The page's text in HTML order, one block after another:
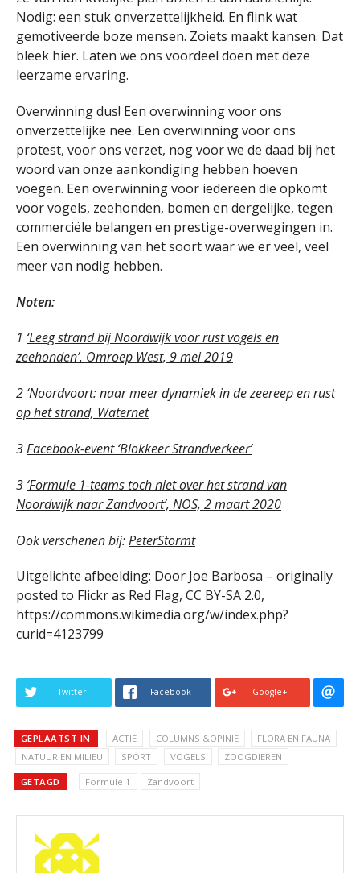
Nodig: een stuk onverzettelijkheid. En flink wat
gemotiveerde boze mensen. Zoiets maakt kansen. Dat
bleek hier. Laten we ons voordeel doen met deze
leerzame ervaring.
Overwinning dus! Een overwinning voor ons
onverzettelijke nee. Een overwinning voor ons
protest, voor ons verzet, nog voor we de daad bij het
woord van onze aankondiging hebben hoeven
voegen. Een overwinning voor iedereen die opkomt
voor vogels, zeehonden, bomen en dergelijke, tegen
commerciële belangen en prestige-overwegingen in.
Een overwinning van het soort waar we er veel, veel
meer van nodig hebben.
Noten:
1 ‘Leeg strand bij Noordwijk voor rust vogels en
zeehonden’. Omroep West, 9 mei 2019
2 ‘Noordvoort: naar meer dynamiek in de zeereep en rust
op het strand, Waternet
3Facebook-event ‘Blokkeer Strandverkeer’
3 ‘Formule 1-teams toch niet over het strand van
Noordwijk naar Zandvoort’, NOS, 2 maart 2020
Ook verschenen bij:PeterStormt
Uitgelichte afbeelding: Door Joe Barbosa – originally
posted to Flickr as Red Flag, CC BY-SA 2.0,
https://commons.wikimedia.org/w/index.php?
curid=4123799
Twitter Facebook Google+
GEPLAATST IN ACTIE COLUMNS &OPINIE
FLORA EN FAUNA
NATUUR EN MILIEU
SPORT VOGELS ZOOGDIEREN
GETAGD Formule 1 Zandvoort